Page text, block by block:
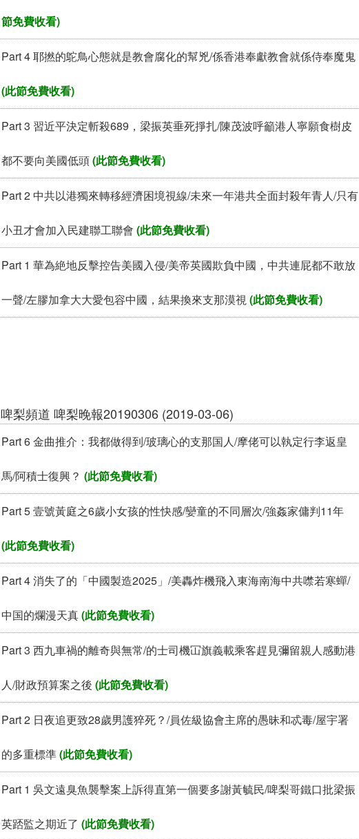
節免費收看)
Part 4 耶撚的鴕鳥心態就是教會腐化的幫兇/係香港奉獻教會就係侍奉魔鬼
(此節免費收看)
Part 3 習近平決定斬殺689，梁振英垂死掙扎/陳茂波呼籲港人寧願食樹皮
都不要向美國低頭(此節免費收看)
Part 2 中共以港獨來轉移經濟困境視線/未來一年港共全面封殺年青人/只有
小丑才會加入民建聯工聯會 (此節免費收看)
Part 1 華為絶地反擊控告美國入侵/美帝英國欺負中國，中共連屁都不敢放
一聲/左膠加拿大大愛包容中國，結果換來支那漠視(此節免費收看)
啤梨頻道 啤梨晚報20190306 (2019-03-06)
Part 6 金曲推介：我都做得到/玻璃心的支那国人/摩佬可以執定行李返皇
馬/阿積士復興？ (此節免費收看)
Part 5 壹號黃庭之6歲小女孩的性快感/孌童的不同層次/強姦家傭判11年
(此節免費收看)
Part 4 消失了的「中國製造2025」/美轟炸機飛入東海南海中共噤若寒蟬/
中国的爛漫天真(此節免費收看)
Part 3 西九車禍的離奇與無常/的士司機冚旗義載乘客趕見彌留親人感動港
人/財政預算案之後 (此節免費收看)
Part 2 日夜追更致28歲男護猝死？/員佐級協會主席的愚昧和忒毒/屋宇署
的多重標準(此節免費收看)
Part 1 吳文遠臭魚襲擊案上訴得直第一個要多謝黃毓民/啤梨哥鐵口批梁振
英踎監之期近了 (此節免費收看)